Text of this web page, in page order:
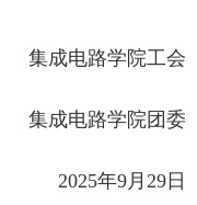
集成电路学院工会
集成电路学院团委
2025年9月 29 日